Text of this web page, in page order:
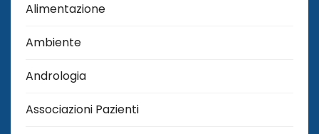
Alimentazione
Ambiente
Andrologia
Associazioni Pazienti